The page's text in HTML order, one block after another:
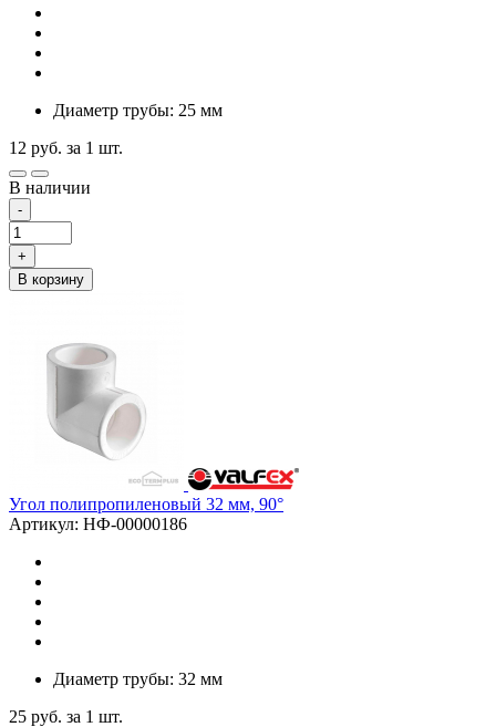
Диаметр трубы: 25 мм
12 руб. за 1 шт.
В наличии
-
+
В корзину
Угол полипропиленовый 32 мм, 90°
Артикул: НФ-00000186
Диаметр трубы: 32 мм
25 руб. за 1 шт.